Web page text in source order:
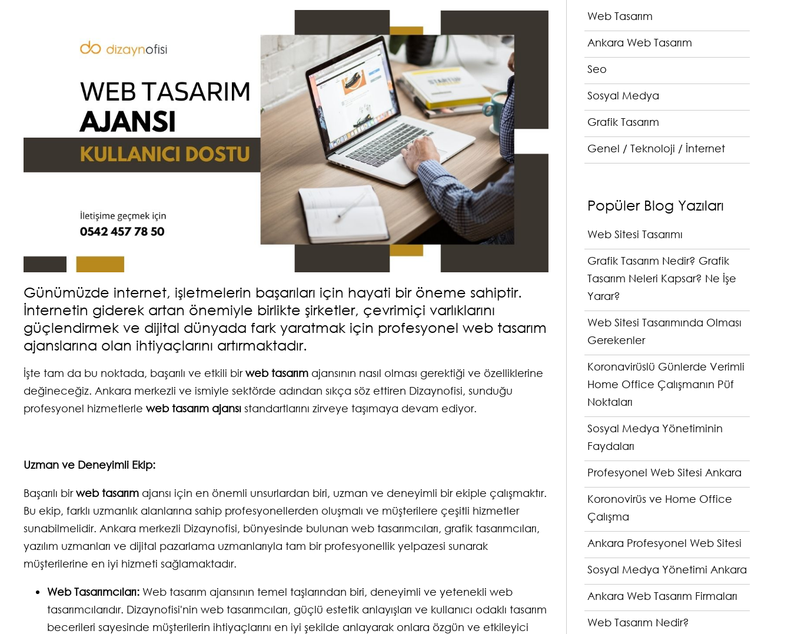
Günümüzde internet, işletmelerin başarıları için hayati bir öneme sahiptir.
İnternetin giderek artan önemiyle birlikte şirketler, çevrimiçi varlıklarını
güçlendirmek ve dijital dünyada fark yaratmak için profesyonel web tasarım
ajanslarına olan ihtiyaçlarını artırmaktadır.
İşte tam da bu noktada, başarılı ve etkili birweb tasarım ajansının nasıl olması gerektiği ve özelliklerine
değineceğiz. Ankara merkezli ve ismiyle sektörde adından sıkça söz ettiren Dizaynofisi, sunduğu
profesyonel hizmetlerle web tasarım ajansı standartlarını zirveye taşımaya devam ediyor.
Uzman ve Deneyimli Ekip:
Başarılı birweb tasarım ajansı için en önemli unsurlardan biri, uzman ve deneyimli bir ekiple çalışmaktır.
Bu ekip, farklı uzmanlık alanlarına sahip profesyonellerden oluşmalı ve müşterilere çeşitli hizmetler
sunabilmelidir. Ankara merkezli Dizaynofisi, bünyesinde bulunan web tasarımcıları, grafik tasarımcıları,
yazılım uzmanları ve dijital pazarlama uzmanlarıyla tam bir profesyonellik yelpazesi sunarak
müşterilerine en iyi hizmeti sağlamaktadır.
Web Tasarımcıları: Web tasarım ajansının temel taşlarından biri, deneyimli ve yetenekli web
tasarımcılarıdır. Dizaynofisi'nin web tasarımcıları, güçlü estetik anlayışları ve kullanıcı odaklı tasarım
becerileri sayesinde müşterilerin ihtiyaçlarını en iyi şekilde anlayarak onlara özgün ve etkileyici
Web Tasarım
Ankara Web Tasarım
Seo
Sosyal Medya
Grafik Tasarım
Genel / Teknoloji / İnternet
Popüler Blog Yazıları
Web Sitesi Tasarımı
Grafik Tasarım Nedir? Grafik
Tasarım Neleri Kapsar? Ne İşe
Yarar?
Web Sitesi Tasarımında Olması
Gerekenler
Koronavirüslü Günlerde Verimli
Home Office Çalışmanın Püf
Noktaları
Sosyal Medya Yönetiminin
Faydaları
Profesyonel Web Sitesi Ankara
Koronovirüs ve Home Office
Çalışma
Ankara Profesyonel Web Sitesi
Sosyal Medya Yönetimi Ankara
Ankara Web Tasarım Firmaları
Web Tasarım Nedir?